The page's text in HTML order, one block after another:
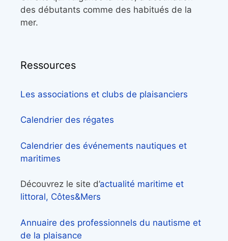
des débutants comme des habitués de la
mer.
Ressources
Les associations et clubs de plaisanciers
Calendrier des régates
Calendrier des événements nautiques et
maritimes
Découvrez le site d’actualité maritime et
littoral, Côtes&Mers
Annuaire des professionnels du nautisme et
de la plaisance